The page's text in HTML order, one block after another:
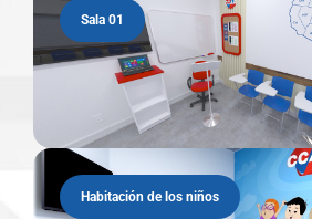
Sala 01
Habitación de los niños